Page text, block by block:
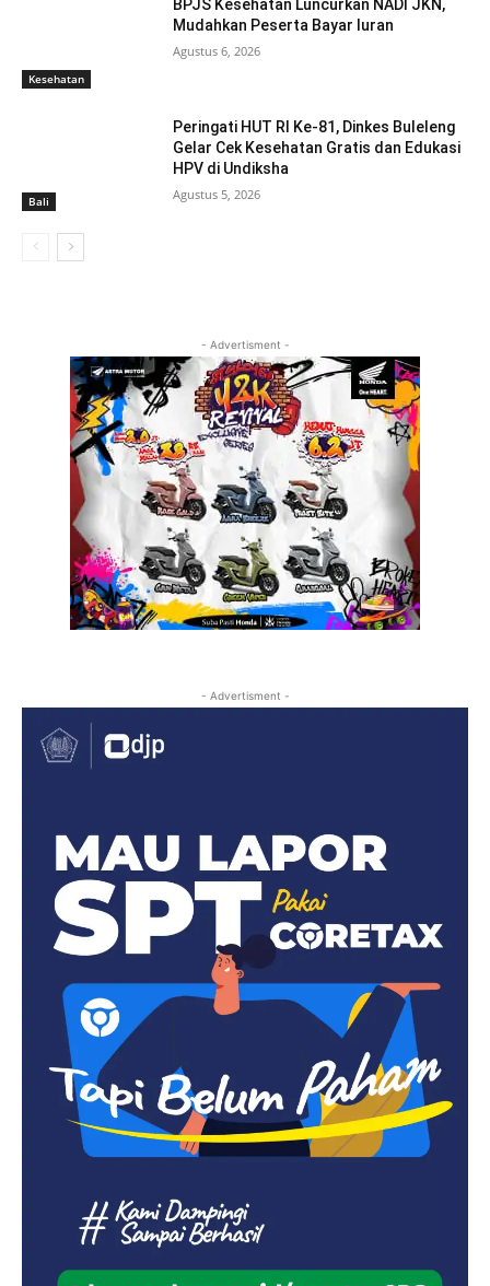
Kesehatan
BPJS Kesehatan Luncurkan NADI JKN,
Mudahkan Peserta Bayar Iuran
Agustus 6, 2026
Bali
Peringati HUT RI Ke-81, Dinkes Buleleng
Gelar Cek Kesehatan Gratis dan Edukasi
HPV di Undiksha
Agustus 5, 2026
- Advertisment -
- Advertisment -